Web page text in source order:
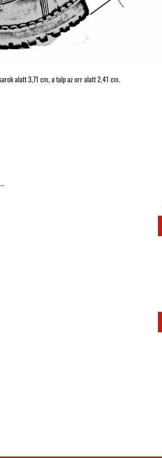
alatt 3,71 cm, a talp az orr alatt 2,41 cm.